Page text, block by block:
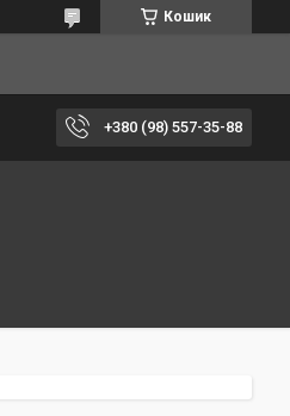
Кошик
+380 (98) 557-35-88